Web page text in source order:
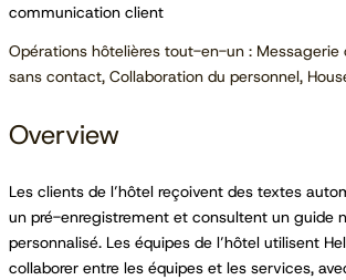
communication client
Opérations hôtelières tout-en-un : Messagerie
sans contact, Collaboration du personnel,
Overview
Les clients de l’hôtel reçoivent des textes
un pré-enregistrement et consultent un guide
personnalisé. Les équipes de l’hôtel utilisent
collaborer entre les équipes et les services,